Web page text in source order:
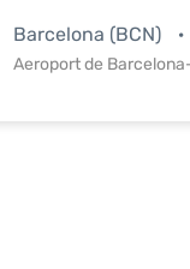
Barcelona (BCN)
Aeroport de